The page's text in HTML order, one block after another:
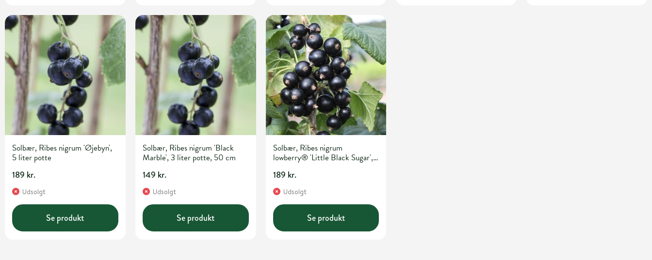
Solbær, Ribes nigrum 'Øjebyn',
5 liter potte
189 kr.
Udsolgt
Se produkt
Solbær, Ribes nigrum 'Black
Marble', 3 liter potte, 50 cm
149 kr.
Udsolgt
Se produkt
Solbær, Ribes nigrum
lowberry® 'Little Black Sugar',
189 kr.
Udsolgt
Se produkt